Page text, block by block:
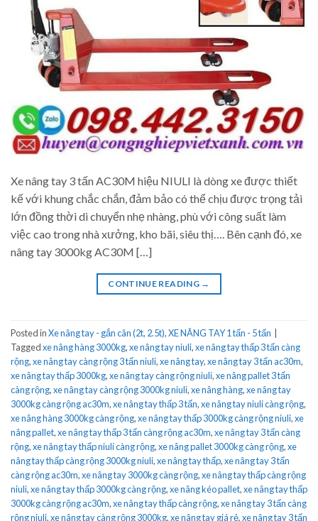
Xe nâng tay 3 tấn AC30M hiệu NIULI là dòng xe được thiết
kế với khung chắc chắn, đảm bảo có thể chịu được trọng tải
lớn đồng thời di chuyển nhẹ nhàng, phù với công suất làm
việc cao trong nhà xưởng, kho bãi, siêu thị…. Bên cạnh đó, xe
nâng tay 3000kg AC30M […]
CONTINUE READING →
Posted inXe nâng tay - gắn cân (2t, 2.5t),XE NÂNG TAY 1 tấn - 5 tấn
Taggedxe nâng hàng 3000kg,xe nâng tay niuli,xe nâng tay thấp 3 tấn càng
rộng,xe nâng tay càng rộng 3 tấn niuli,xe nâng tay,xe nâng tay 3 tấn ac30m,
xe nâng tay thấp 3000kg,xe nâng tay càng rộng niuli,xe nâng pallet 3 tấn
càng rộng,xe nâng tay càng rộng 3000kg niuli,xe nâng hàng,xe nâng tay
3000kg càng rộng ac30m,xe nâng tay thấp 3 tấn,xe nâng tay niuli càng rộng,
xe nâng hàng 3000kg càng rộng,xe nâng tay thấp 3000kg càng rộng niuli,xe
nâng pallet,xe nâng tay thấp 3 tấn càng rộng ac30m,xe nâng tay 3 tấn càng
rộng,xe nâng tay thấp niuli càng rộng,xe nâng pallet 3000kg càng rộng,xe
nâng tay thấp càng rộng 3000kg niuli,xe nâng tay thấp,xe nâng tay 3 tấn
càng rộng ac30m,xe nâng tay 3000kg càng rộng,xe nâng tay thấp càng rộng
niuli,xe nâng tay thấp 3000kg càng rộng,xe nâng kéo pallet,xe nâng tay thấp
3000kg càng rộng ac30m,xe nâng tay thấp càng rộng,xe nâng tay 3 tấn càng
rộng niuli,xe nâng tay càng rộng 3000kg,xe nâng tay giá rẻ,xe nâng tay 3 tấn